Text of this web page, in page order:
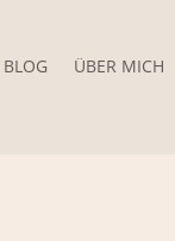
BLOG ÜBER MICH